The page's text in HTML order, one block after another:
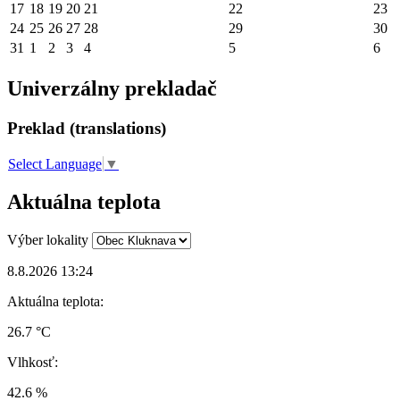
17 18 19 20 21 22
23
24 25 26 27 28 29
30
31 1 2 3 4 5 6
Univerzálny prekladač
Preklad (translations)
Select Language ▼
Aktuálna teplota
Výber lokality
8.8.2026 13:24
Aktuálna teplota:
26.7 °C
Vlhkosť:
42.6 %